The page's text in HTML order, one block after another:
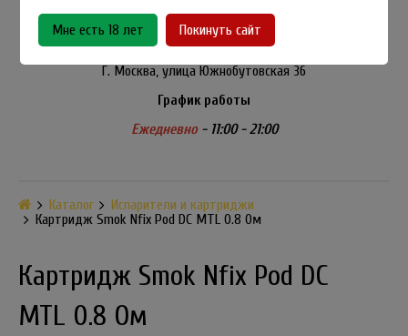
8-915-450-21-92
Розничный магазин Method Vapeshop
Г. Москва, улица Южнобутовская 36
График работы
Ежедневно- 11:00 - 21:00
Каталог
Испарители и картриджи
Картридж Smok Nfix Pod DC MTL 0.8 Ом
Картридж Smok Nfix Pod DC
MTL 0.8 Ом
Мне есть 18 лет Покинуть сайт